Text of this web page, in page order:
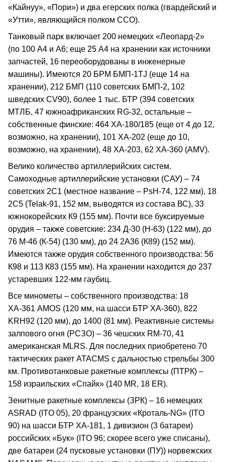
«Кайнуу», «Пори») и два егерских полка (гвардейский и
«Утти», являющийся полком ССО).
Танковый парк включает 200 немецких «Леопард-2»
(по 100 А4 и А6; еще 25 А4 на хранении как источники
запчастей, 16 переоборудованы в инженерные
машины). Имеются 20 БРМ БМП-1TJ (еще 14 на
хранении), 212 БМП (110 советских БМП-2, 102
шведских CV90), более 1 тыс. БТР (394 советскиx
МТЛБ, 47 южноафриканских RG-32, остальные –
собственные финские: 464 ХА-180/185 (еще от 4 до 12,
возможно, на хранении), 101 ХА-202 (еще до 10,
возможно, на хранении), 48 ХА-203, 62 ХА-360 (AMV).
Велико количество артиллерийских систем.
Самоходные артиллерийские установки (САУ) – 74
советских 2С1 (местное название – РsН-74, 122 мм), 18
2С5 (Telak-91, 152 мм, выводятся из состава ВС), 33
южнокорейских К9 (155 мм). Почти все буксируемые
орудия – также советские: 234 Д-30 (Н-63) (122 мм), до
76 М-46 (К-54) (130 мм), до 24 2А36 (К89) (152 мм).
Имеются также орудия собственного производства: 56
К98 и 113 К83 (155 мм). На хранении находится до 237
устаревших 122-мм гаубиц.
Все минометы – собственного производства: 18
ХА-361 AMOS (120 мм, на шасси БТР ХА-360), 822
KRH92 (120 мм), до 1400 (81 мм). Реактивные системы
залпового огня (РСЗО) – 36 чешских RM-70, 41
американская MLRS. Для последних приобретено 70
тактических ракет ATACMS с дальностью стрельбы 300
км. Противотанковые ракетные комплексы (ПТРК) –
158 израильских «Спайк» (140 MR, 18 ER).
Зенитные ракетные комплексы (ЗРК) – 16 немецких
ASRAD (ITO 05), 20 французских «Кроталь-NG» (ITO
90) на шасси БТР ХА-181, 1 дивизион (3 батареи)
российских «Бук» (ITO 96; скорее всего уже списаны),
две батареи (24 пусковые установки (ПУ)) норвежских